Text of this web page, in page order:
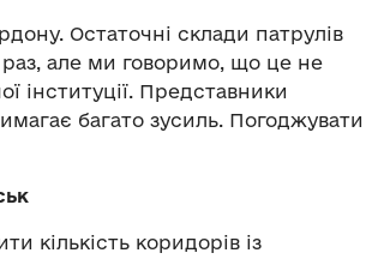
Остаточні склади патрулів
раз, але ми говоримо, що це не
інституції. Представники
багато зусиль. Погоджувати
кількість коридорів із